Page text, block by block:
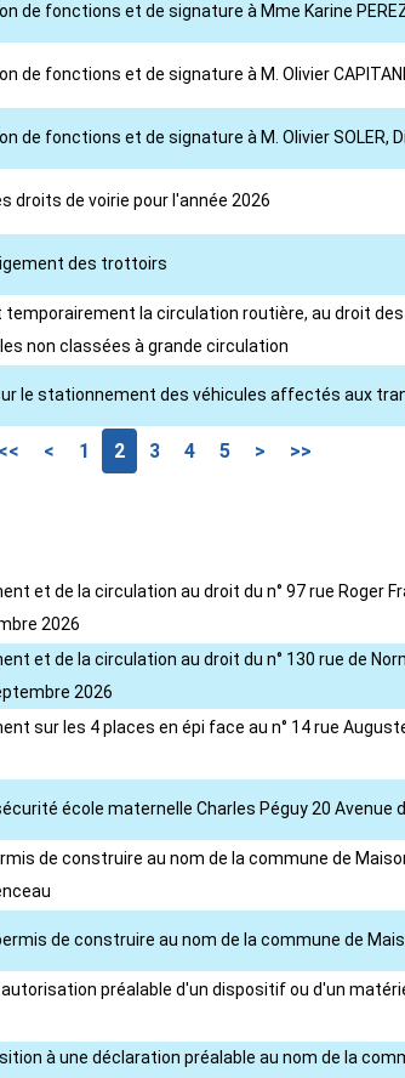
de fonctions et de signature à Mme Karine
de fonctions et de signature à M. Olivier
de fonctions et de signature à M. Olivier SOLER,
droits de voirie pour l'année 2026
des trottoirs
temporairement la circulation routière, au droit
non classées à grande circulation
le stationnement des véhicules affectés aux
<< < 1 2 3 4 5 > >>
et de la circulation au droit du n° 97 rue Roger
2026
et de la circulation au droit du n° 130 rue de
2026
sur les 4 places en épi face au n° 14 rue
école maternelle Charles Péguy 20 Avenue
de construire au nom de la commune de
de construire au nom de la commune de
préalable d'un dispositif ou d'un
à une déclaration préalable au nom de la